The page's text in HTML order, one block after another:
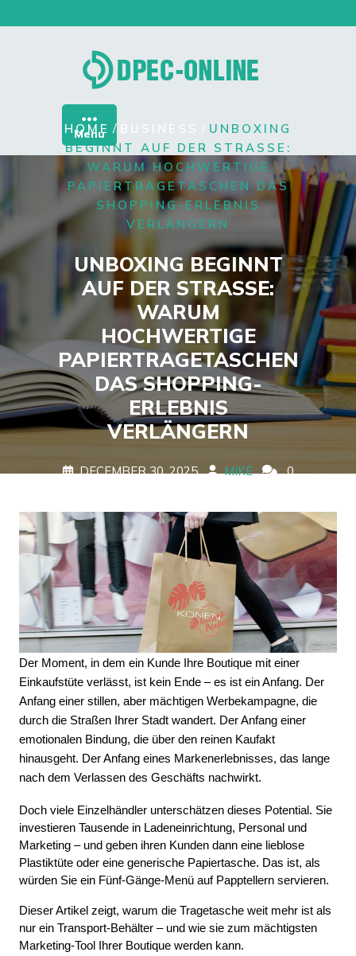
to
Menu
HOME / BUSINESS / UNBOXING
BEGINNT AUF DER STRASSE: W
ARUM HOCHWERTIGE P
APIERTRAGETASCHEN DAS S
HOPPING-ERLEBNIS V
ERLÄNGERN
UNBOXING BEGINNT
AUF DER STRASSE: W
ARUM H
OCHWERTIGE P
APIERTRAGETASCHEN D
AS SHOPPING-E
RLEBNIS V
ERLÄNGERN
DECEMBER 30, 2025 MIKE
0
Der Moment, in dem ein Kunde Ihre Boutique mit einer
Einkaufstüte verlässt, ist kein Ende – es ist ein Anfang. Der
Anfang einer stillen, aber mächtigen Werbekampagne, die
durch die Straßen Ihrer Stadt wandert. Der Anfang einer
emotionalen Bindung, die über den reinen Kaufakt
hinausgeht. Der Anfang eines Markenerlebnisses, das lange
nach dem Verlassen des Geschäfts nachwirkt.
Doch viele Einzelhändler unterschätzen dieses Potential. Sie
investieren Tausende in Ladeneinrichtung, Personal und
Marketing – und geben ihren Kunden dann eine lieblose
Plastiktüte oder eine generische Papiertasche. Das ist, als
würden Sie ein Fünf-Gänge-Menü auf Papptellern servieren.
Dieser Artikel zeigt, warum die Tragetasche weit mehr ist als
nur ein Transport-Behälter – und wie sie zum mächtigsten
Marketing-Tool Ihrer Boutique werden kann.